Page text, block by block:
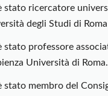
stato ricercatore
degli Studi di Roma
stato professore
Università di Roma.
membro del